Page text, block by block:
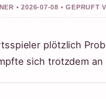
• 2026-07-08 • GEPRUFT
plötzlich
sich trotzdem an